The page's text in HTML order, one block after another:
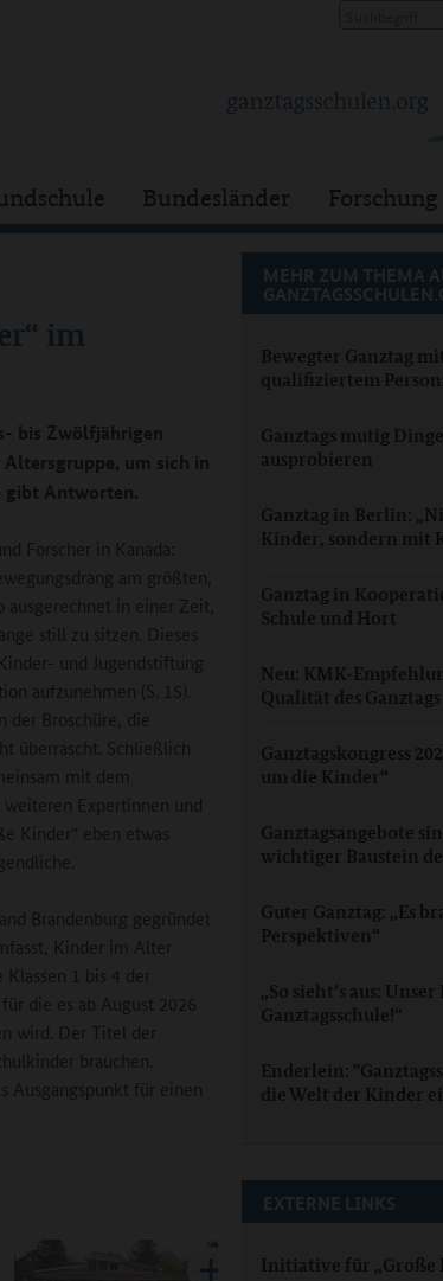
Bundesländer Forschung
im
bis Zwölfjährigen
um sich in
gibt Antworten.
Forscher in Kanada:
am größten,
ausgerechnet in einer Zeit,
still zu sitzen. Dieses
und Jugendstiftung
aufzunehmen (S. 15).
der Broschüre, die
überrascht. Schließlich
mit dem
weiteren Expertinnen und
Kinder“ eben etwas
Brandenburg gegründet
Kinder im Alter
1 bis 4 der
die es ab August 2026
wird. Der Titel der
brauchen.
Ausgangspunkt für einen
MEHR ZUM THEMA
Bewegter Ganztag
qualifiziertem
Ganztags mutig Dinge
ausprobieren
Ganztag in Berlin:
Kinder, sondern mit
Ganztag in
Schule und Hort
Neu: KMK-
Qualität des Ganztags
Ganztagskongress
um die Kinder“
Ganztagsangebote
wichtiger Baustein
Guter Ganztag: „Es
Perspektiven“
„So sieht’s aus:
Ganztagsschule!“
Enderlein:
die Welt der Kinder
EXTERNE LINKS
Initiative für „Große